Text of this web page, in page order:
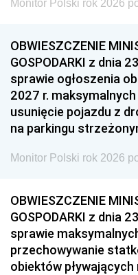
Monitor Polski rok 2026
OBWIESZCZENIE
GOSPODARKI z dnia
sprawie ogłoszenia
2027 r.
usunięcie pojazdu z
na parkingu
Monitor Polski rok 2026
OBWIESZCZENIE
GOSPODARKI z dnia
sprawie
przechowywanie
obiektów